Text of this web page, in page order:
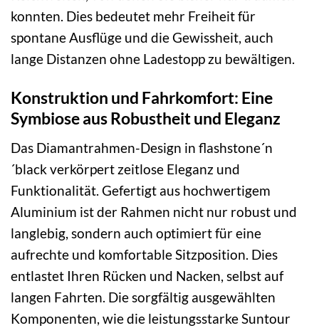
konnten. Dies bedeutet mehr Freiheit für
spontane Ausflüge und die Gewissheit, auch
lange Distanzen ohne Ladestopp zu bewältigen.
Konstruktion und Fahrkomfort: Eine
Symbiose aus Robustheit und Eleganz
Das Diamantrahmen-Design in flashstone´n
´black verkörpert zeitlose Eleganz und
Funktionalität. Gefertigt aus hochwertigem
Aluminium ist der Rahmen nicht nur robust und
langlebig, sondern auch optimiert für eine
aufrechte und komfortable Sitzposition. Dies
entlastet Ihren Rücken und Nacken, selbst auf
langen Fahrten. Die sorgfältig ausgewählten
Komponenten, wie die leistungsstarke Suntour